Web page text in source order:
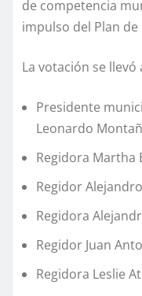
de competencia
impulso del Plan
La votación se
Presidente
Leonardo
Regidora Martha
Regidor
Regidora
Regidor Juan
Regidora Leslie